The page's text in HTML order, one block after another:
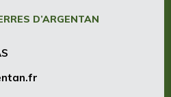
D’ARGENTAN